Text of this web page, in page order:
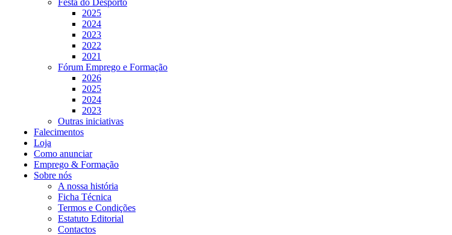
2025
2024
2023
2022
2021
Fórum Emprego e Formação
2026
2025
2024
2023
Outras iniciativas
Falecimentos
Loja
Como anunciar
Emprego & Formação
Sobre nós
A nossa história
Ficha Técnica
Termos e Condições
Estatuto Editorial
Contactos